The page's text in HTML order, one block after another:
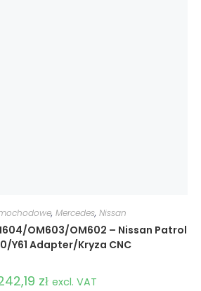
, Mercedes, Nissan
OM603/OM602 – Nissan Patrol
Y61 Adapter/Kryza CNC
zł excl. VAT